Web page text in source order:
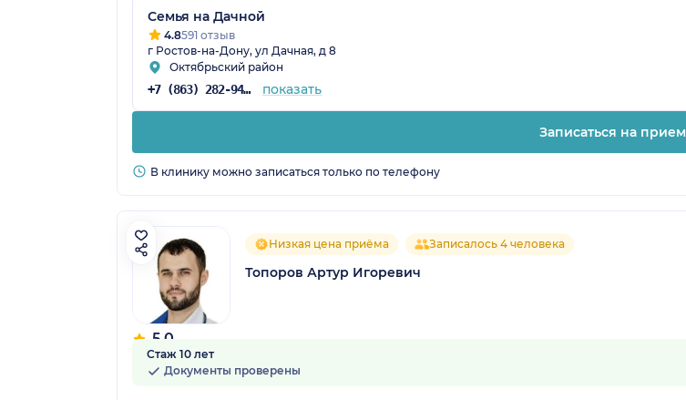
Семья на Дачной
4.8591 отзыв
г Ростов-на-Дону, ул Дачная, д 8
Октябрьский район
+7 (863) 282-94-55 показать
Записаться на прием
В клинику можно записаться только по телефону
5.0
2 отзыва
Низкая цена приёма Записалось 4 человека
Топоров Артур Игоревич
Стаж 10 лет
Документы проверены